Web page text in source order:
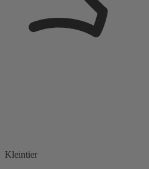
Kleintier